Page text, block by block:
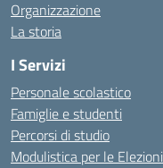
Organizzazione
La storia
I Servizi
Personale scolastico
Famiglie e studenti
Percorsi di studio
Modulistica per le Elezioni